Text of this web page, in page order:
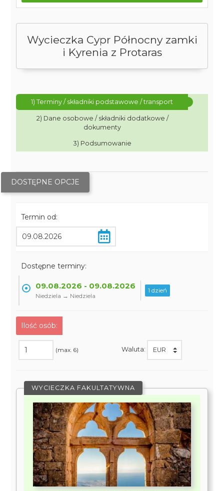
Wycieczka Cypr Północny zamki
i Kyrenia z Protaras
1) Terminy / składniki podstawowe / transport
2) Dane osobowe / składniki dodatkowe /
dokumenty
3) Podsumowanie
DOSTĘPNE OPCJE
Termin od:
Dostępne terminy:
09.08.2026 - 09.08.2026
Niedziela → Niedziela
1 dzień
Ilość osób:
(max. 6) Waluta:
WYCIECZKA FAKULTATYWNA